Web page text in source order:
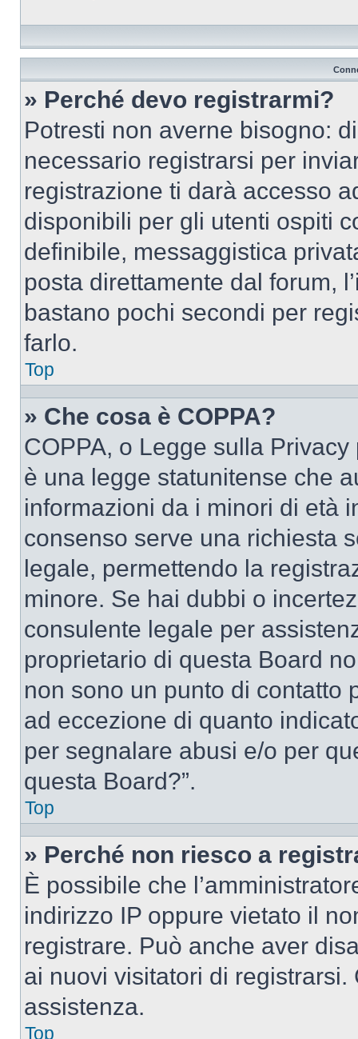
» Perché devo registrarmi?
Potresti non averne bisogno:
necessario registrarsi per
registrazione ti darà accesso
disponibili per gli utenti ospiti
definibile, messaggistica
posta direttamente dal forum,
bastano pochi secondi per
farlo.
Top
» Che cosa è COPPA?
COPPA, o Legge sulla
è una legge statunitense che
informazioni da i minori di età
consenso serve una richiesta
legale, permettendo la
minore. Se hai dubbi o
consulente legale per
proprietario di questa Board
non sono un punto di contatto
ad eccezione di quanto
per segnalare abusi e/o per
questa Board?”.
Top
» Perché non riesco a
È possibile che
indirizzo IP oppure vietato il
registrare. Può anche aver
ai nuovi visitatori di
assistenza.
Top